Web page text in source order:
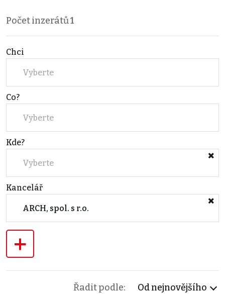
Počet inzerátů1
Chci
Vyberte
Co?
Vyberte
Kde?
Vyberte
Kancelář
ARCH, spol. s r.o.
+
Řadit podle: Od nejnovějšího